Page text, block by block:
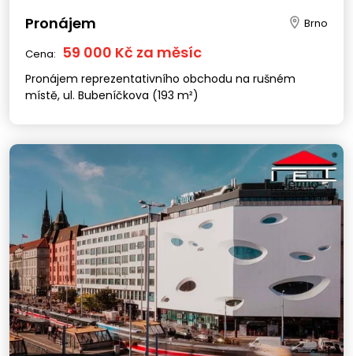
Pronájem Brno
Cena: 59 000 Kč za měsíc
Pronájem reprezentativního obchodu na rušném
místě, ul. Bubeníčkova (193 m²)